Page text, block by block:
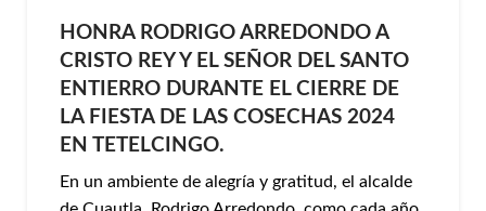
HONRA RODRIGO ARREDONDO A
CRISTO REY Y EL SEÑOR DEL SANTO
ENTIERRO DURANTE EL CIERRE DE
LA FIESTA DE LAS COSECHAS 2024
EN TETELCINGO.
En un ambiente de alegría y gratitud, el alcalde